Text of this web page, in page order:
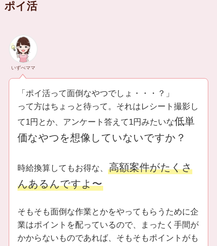
ポイ活
いずべママ
「ポイ活って面倒なやつでしょ・・・？」
って方はちょっと待って。それはレシート撮影し
て1円とか、アンケート答えて1円みたいな低単
価なやつを想像していないですか？
時給換算してもお得な、
高額案件がたくさ
んあるんですよ〜
そもそも面倒な作業とかをやってもらうために企
業はポイントを配っているので、まったく手間が
かからないものであれば、そもそもポイントがも